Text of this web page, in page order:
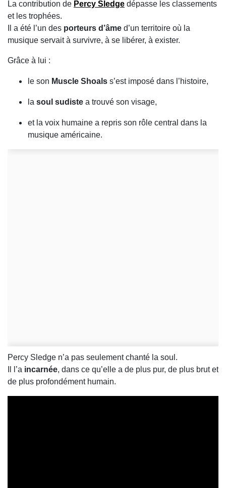
La contribution de Percy Sledge dépasse les classements
et les trophées.
Il a été l’un des porteurs d’âme d’un territoire où la
musique servait à survivre, à se libérer, à exister.
Grâce à lui :
le son Muscle Shoals s’est imposé dans l’histoire,
la soul sudiste a trouvé son visage,
et la voix humaine a repris son rôle central dans la
musique américaine.
Percy Sledge n’a pas seulement chanté la soul.
Il l’a incarnée, dans ce qu’elle a de plus pur, de plus brut et
de plus profondément humain.